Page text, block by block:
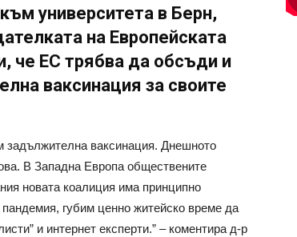
университета в Берн,
на Европейската
че ЕС трябва да обсъди и
ваксинация за своите
ваксинация. Днешното
В Западна Европа обществените
новата коалиция има принципно
губим ценно житейско време да
и интернет експерти.” – коментира д-р